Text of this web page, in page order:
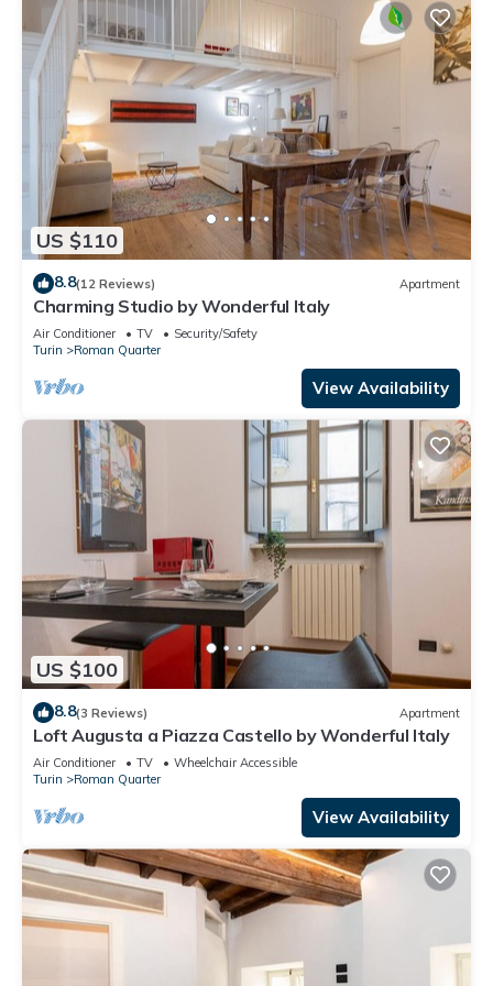
US $110
8.8(12 Reviews) Apartment
Charming Studio by Wonderful Italy
Air Conditioner TV
Security/Safety
Turin
Roman Quarter
View Availability
US $100
8.8(3 Reviews) Apartment
Loft Augusta a Piazza Castello by Wonderful Italy
Air Conditioner TV
Wheelchair Accessible
Turin
Roman Quarter
View Availability